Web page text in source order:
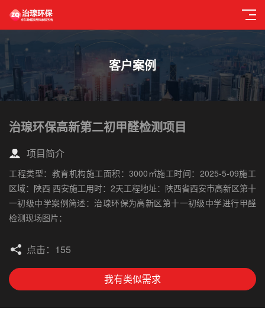
客户案例
治瑔环保高新第二初甲醛检测项目
项目简介
工程类型：教育机构施工面积：3000㎡施工时间：2025-5-09施工
区域：陕西 西安施工用时：2天工程地址：陕西省西安市高新区第十
一初级中学案例简述：治瑔环保为高新区第十一初级中学进行甲醛
检测现场图片：
点击：155
我有类似需求